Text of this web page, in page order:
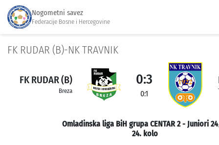
Nogometni savez
Federacije Bosne i Hercegovine
FK RUDAR (B)-NK TRAVNIK
FK RUDAR (B)
Breza
0:3
0:1
Omladinska liga BiH grupa CENTAR 2 - Juniori
24. kolo